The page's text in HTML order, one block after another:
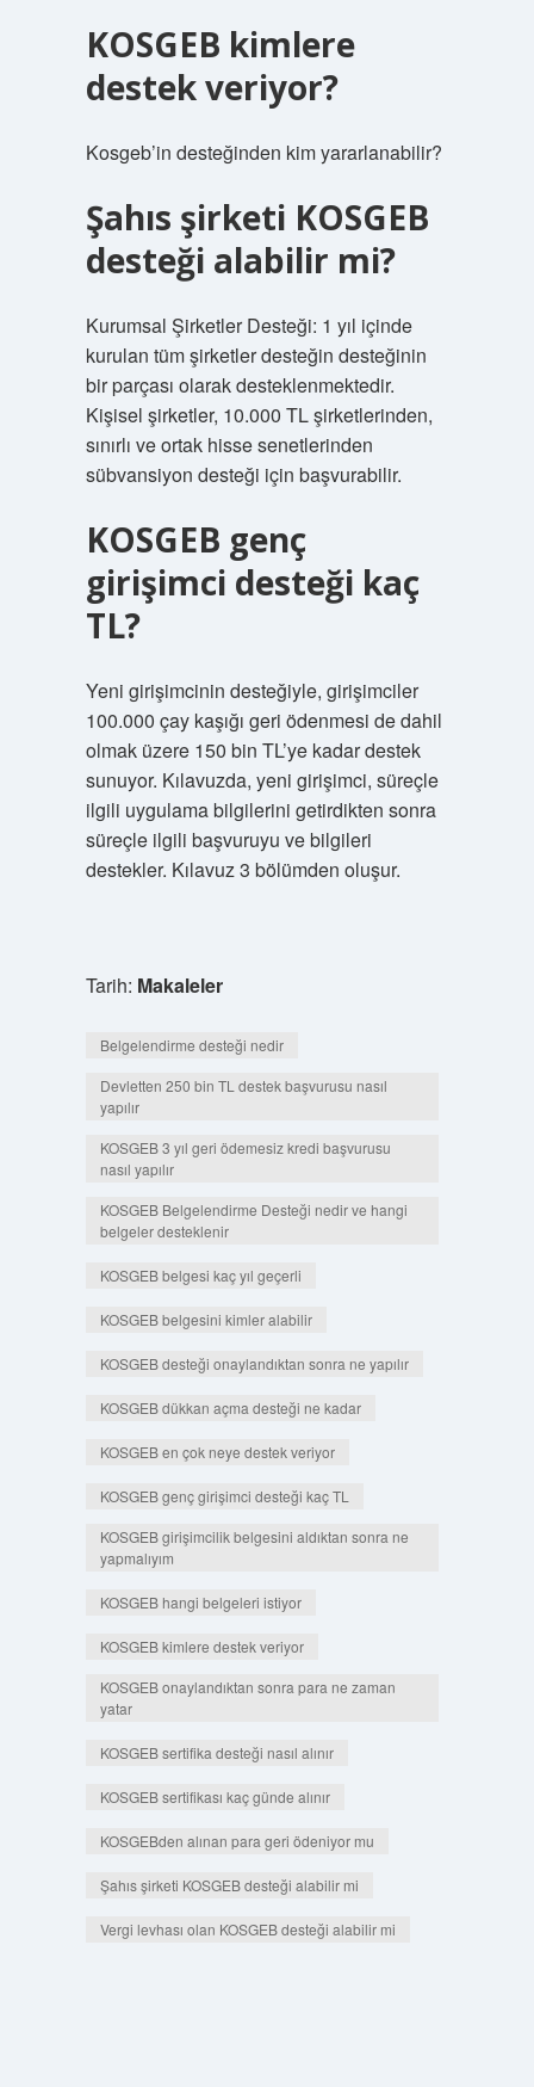
KOSGEB kimlere
destek veriyor?
Kosgeb’in desteğinden kim yararlanabilir?
Şahıs şirketi KOSGEB
desteği alabilir mi?
Kurumsal Şirketler Desteği: 1 yıl içinde
kurulan tüm şirketler desteğin desteğinin
bir parçası olarak desteklenmektedir.
Kişisel şirketler, 10.000 TL şirketlerinden,
sınırlı ve ortak hisse senetlerinden
sübvansiyon desteği için başvurabilir.
KOSGEB genç
girişimci desteği kaç
TL?
Yeni girişimcinin desteğiyle, girişimciler
100.000 çay kaşığı geri ödenmesi de dahil
olmak üzere 150 bin TL’ye kadar destek
sunuyor. Kılavuzda, yeni girişimci, süreçle
ilgili uygulama bilgilerini getirdikten sonra
süreçle ilgili başvuruyu ve bilgileri
destekler. Kılavuz 3 bölümden oluşur.
Tarih: Makaleler
Belgelendirme desteği nedir
Devletten 250 bin TL destek başvurusu nasıl
yapılır
KOSGEB 3 yıl geri ödemesiz kredi başvurusu
nasıl yapılır
KOSGEB Belgelendirme Desteği nedir ve hangi
belgeler desteklenir
KOSGEB belgesi kaç yıl geçerli
KOSGEB belgesini kimler alabilir
KOSGEB desteği onaylandıktan sonra ne yapılır
KOSGEB dükkan açma desteği ne kadar
KOSGEB en çok neye destek veriyor
KOSGEB genç girişimci desteği kaç TL
KOSGEB girişimcilik belgesini aldıktan sonra ne
yapmalıyım
KOSGEB hangi belgeleri istiyor
KOSGEB kimlere destek veriyor
KOSGEB onaylandıktan sonra para ne zaman
yatar
KOSGEB sertifika desteği nasıl alınır
KOSGEB sertifikası kaç günde alınır
KOSGEBden alınan para geri ödeniyor mu
Şahıs şirketi KOSGEB desteği alabilir mi
Vergi levhası olan KOSGEB desteği alabilir mi